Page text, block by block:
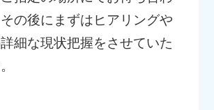
の後にまずはヒアリングや
細な現状把握をさせていた